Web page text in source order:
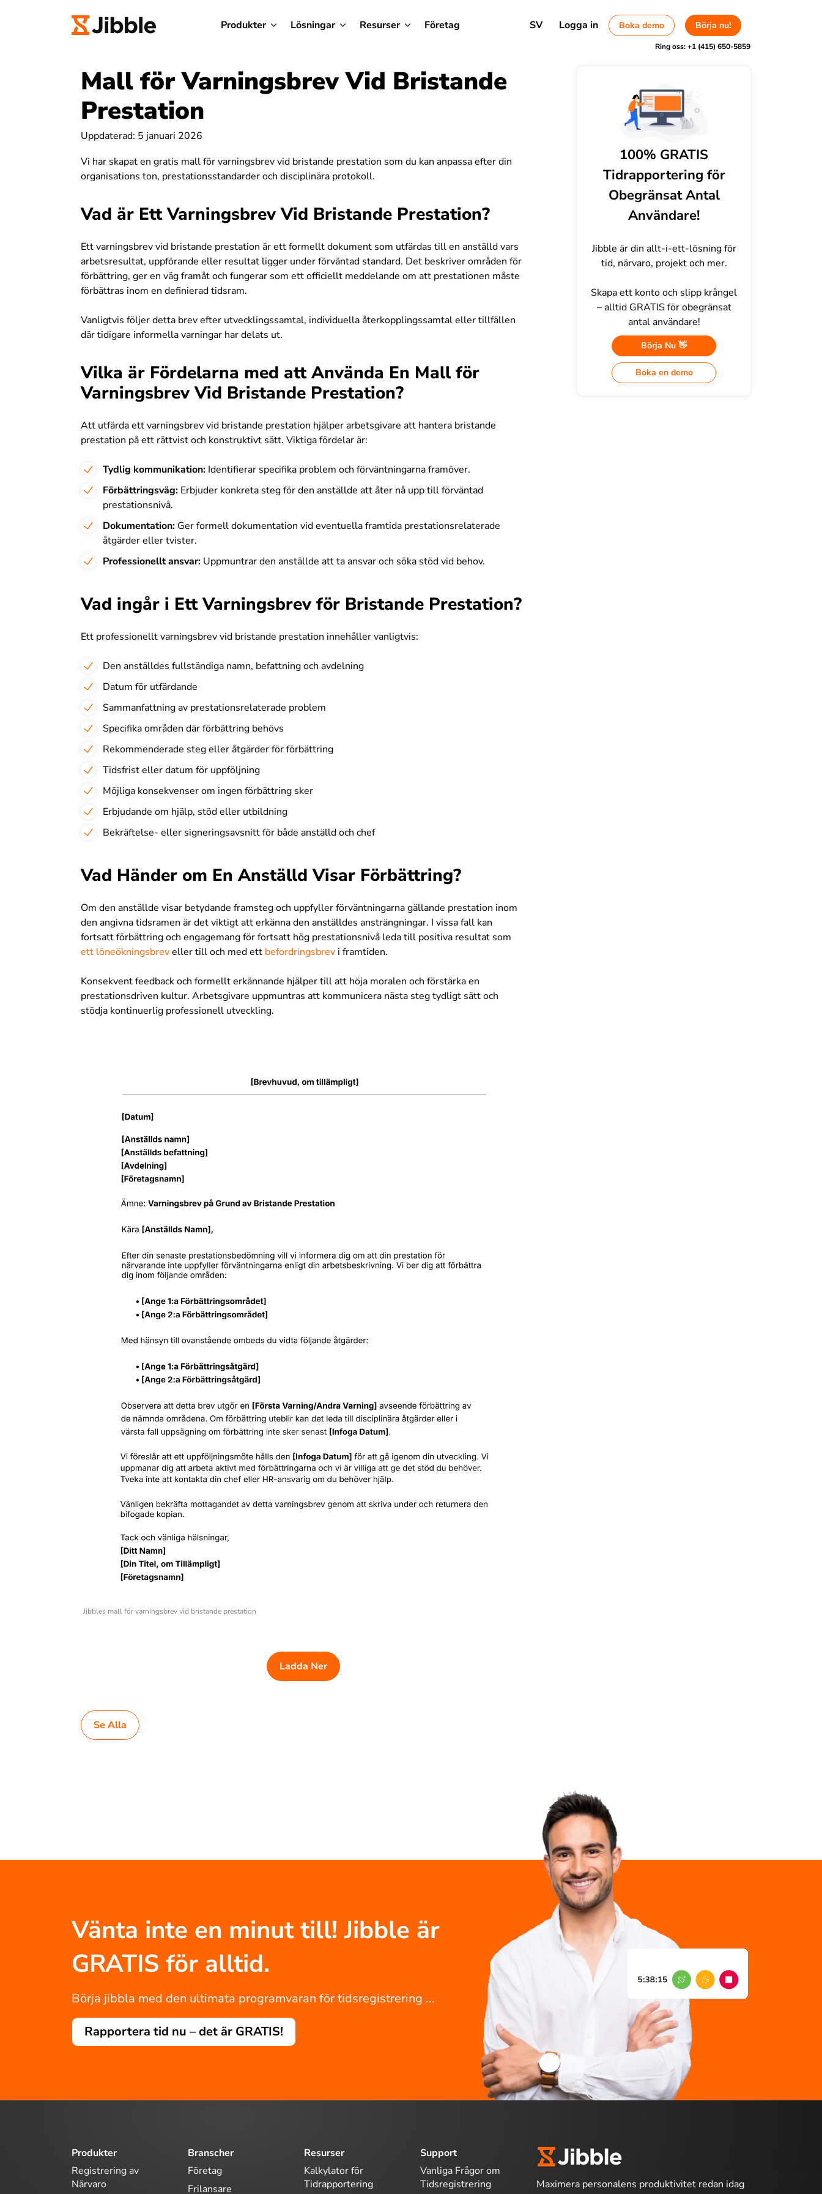
Produkter Lösningar Resurser Företag SV Logga in Boka demo Börja nu!
Ring oss:+1 (415) 650-5859
Mall för Varningsbrev Vid Bristande
Prestation
Uppdaterad: 5 januari 2026
Vi har skapat en gratis mall för varningsbrev vid bristande prestation som du kan anpassa efter din
organisations ton, prestationsstandarder och disciplinära protokoll.
Vad är Ett Varningsbrev Vid Bristande Prestation?
Ett varningsbrev vid bristande prestation är ett formellt dokument som utfärdas till en anställd vars
arbetsresultat, uppförande eller resultat ligger under förväntad standard. Det beskriver områden för
förbättring, ger en väg framåt och fungerar som ett officiellt meddelande om att prestationen måste
förbättras inom en definierad tidsram.
Vanligtvis följer detta brev efter utvecklingssamtal, individuella återkopplingssamtal eller tillfällen
där tidigare informella varningar har delats ut.
Vilka är Fördelarna med att Använda En Mall för
Varningsbrev Vid Bristande Prestation?
Att utfärda ett varningsbrev vid bristande prestation hjälper arbetsgivare att hantera bristande
prestation på ett rättvist och konstruktivt sätt. Viktiga fördelar är:
Tydlig kommunikation: Identifierar specifika problem och förväntningarna framöver.
Förbättringsväg: Erbjuder konkreta steg för den anställde att åter nå upp till förväntad
prestationsnivå.
Dokumentation: Ger formell dokumentation vid eventuella framtida prestationsrelaterade
åtgärder eller tvister.
Professionellt ansvar: Uppmuntrar den anställde att ta ansvar och söka stöd vid behov.
Vad ingår i Ett Varningsbrev för Bristande Prestation?
Ett professionellt varningsbrev vid bristande prestation innehåller vanligtvis:
Den anställdes fullständiga namn, befattning och avdelning
Datum för utfärdande
Sammanfattning av prestationsrelaterade problem
Specifika områden där förbättring behövs
Rekommenderade steg eller åtgärder för förbättring
Tidsfrist eller datum för uppföljning
Möjliga konsekvenser om ingen förbättring sker
Erbjudande om hjälp, stöd eller utbildning
Bekräftelse- eller signeringsavsnitt för både anställd och chef
Vad Händer om En Anställd Visar Förbättring?
Om den anställde visar betydande framsteg och uppfyller förväntningarna gällande prestation inom
den angivna tidsramen är det viktigt att erkänna den anställdes ansträngningar. I vissa fall kan
fortsatt förbättring och engagemang för fortsatt hög prestationsnivå leda till positiva resultat som
ett löneökningsbreveller till och med ett befordringsbrev i framtiden.
Konsekvent feedback och formellt erkännande hjälper till att höja moralen och förstärka en
prestationsdriven kultur. Arbetsgivare uppmuntras att kommunicera nästa steg tydligt sätt och
stödja kontinuerlig professionell utveckling.
Jibbles mall för varningsbrev vid bristande prestation
Ladda Ner
Se Alla
100% GRATIS
Tidrapportering för
Obegränsat Antal
Användare!
Jibble är din allt-i-ett-lösning för
tid, närvaro, projekt och mer.
Skapa ett konto och slipp krångel
– alltid GRATIS för obegränsat
antal användare!
Börja Nu 👋
Boka en demo
Vänta inte en minut till! Jibble är
GRATIS för alltid.
Börja jibbla med den ultimata programvaran för tidsregistrering ...
Rapportera tid nu – det är GRATIS!
Produkter
Registrering av
Närvaro
Branscher
Företag
Frilansare
Resurser
Kalkylator för
Tidrapportering
Support
Vanliga Frågor om
Tidsregistrering
Maximera personalens produktivitet redan idag